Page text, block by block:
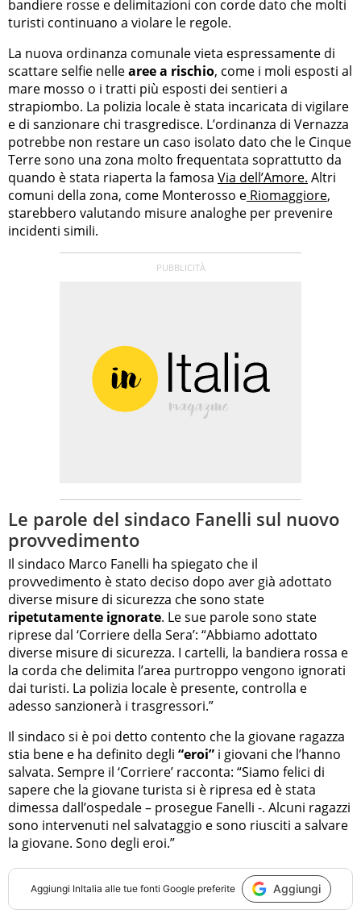
bandiere rosse e delimitazioni con corde dato che molti
turisti continuano a violare le regole.
La nuova ordinanza comunale vieta espressamente di
scattare selfie nellearee a rischio, come i moli esposti al
mare mosso o i tratti più esposti dei sentieri a
strapiombo. La polizia locale è stata incaricata di vigilare
e di sanzionare chi trasgredisce. L’ordinanza di Vernazza
potrebbe non restare un caso isolato dato che le Cinque
Terre sono una zona molto frequentata soprattutto da
quando è stata riaperta la famosa Via dell’Amore. Altri
comuni della zona, come Monterosso e Riomaggiore,
starebbero valutando misure analoghe per prevenire
incidenti simili.
Le parole del sindaco Fanelli sul nuovo
provvedimento
Il sindaco Marco Fanelli ha spiegato che il
provvedimento è stato deciso dopo aver già adottato
diverse misure di sicurezza che sono state
ripetutamente ignorate. Le sue parole sono state
riprese dal ‘Corriere della Sera’: “Abbiamo adottato
diverse misure di sicurezza. I cartelli, la bandiera rossa e
la corda che delimita l’area purtroppo vengono ignorati
dai turisti. La polizia locale è presente, controlla e
adesso sanzionerà i trasgressori.”
Il sindaco si è poi detto contento che la giovane ragazza
stia bene e ha definito degli “eroi” i giovani che l’hanno
salvata. Sempre il ‘Corriere’ racconta: “Siamo felici di
sapere che la giovane turista si è ripresa ed è stata
dimessa dall’ospedale – prosegue Fanelli -. Alcuni ragazzi
sono intervenuti nel salvataggio e sono riusciti a salvare
la giovane. Sono degli eroi.”
Aggiungi InItalia alle tue fonti Google preferite Aggiungi